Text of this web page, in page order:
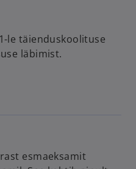
le täienduskoolituse
läbimist.
esmaeksamit